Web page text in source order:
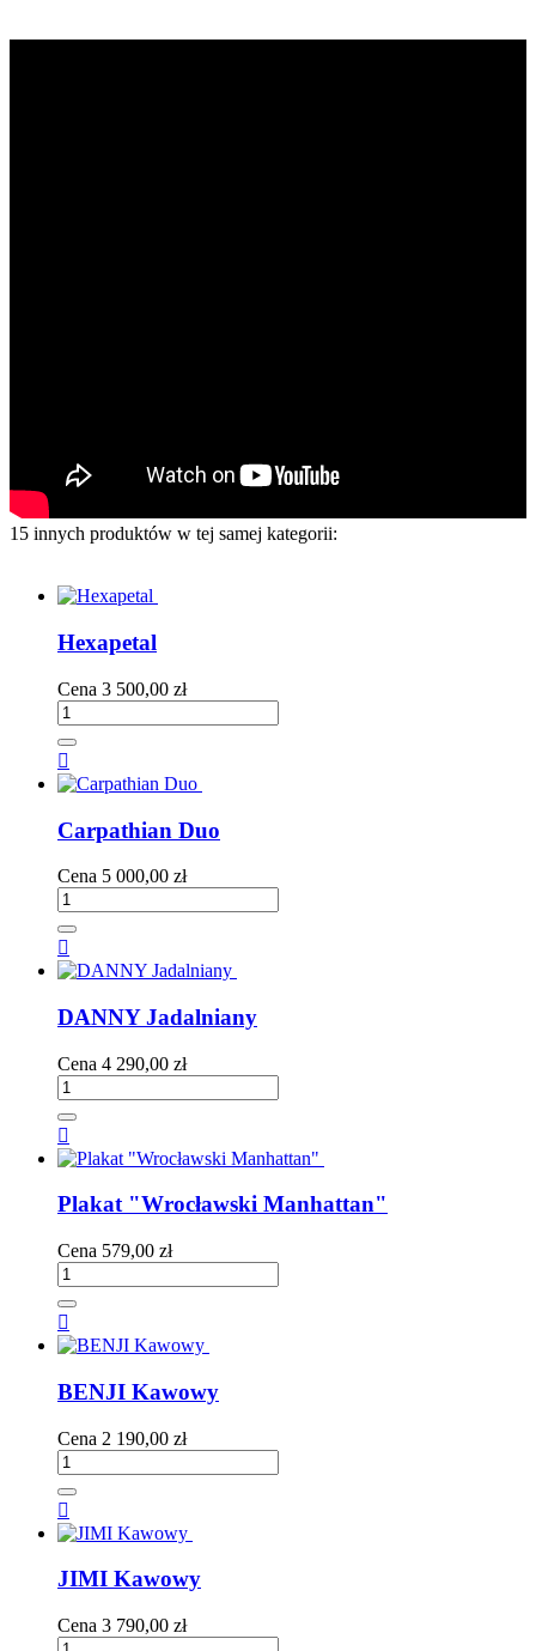
15 innych produktów w tej samej kategorii:
Hexapetal
Cena 3 500,00 zł

Carpathian Duo
Cena 5 000,00 zł

DANNY Jadalniany
Cena 4 290,00 zł

Plakat "Wrocławski Manhattan"
Cena 579,00 zł

BENJI Kawowy
Cena 2 190,00 zł

JIMI Kawowy
Cena 3 790,00 zł